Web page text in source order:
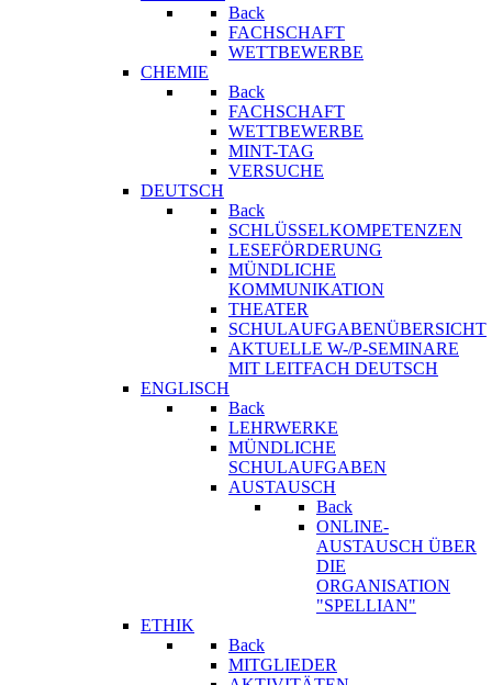
Back
FACHSCHAFT
WETTBEWERBE
CHEMIE
Back
FACHSCHAFT
WETTBEWERBE
MINT-TAG
VERSUCHE
DEUTSCH
Back
SCHLÜSSELKOMPETENZEN
LESEFÖRDERUNG
MÜNDLICHE
KOMMUNIKATION
THEATER
SCHULAUFGABENÜBERSICHT
AKTUELLE W-/P-SEMINARE
MIT LEITFACH DEUTSCH
ENGLISCH
Back
LEHRWERKE
MÜNDLICHE
SCHULAUFGABEN
AUSTAUSCH
Back
ONLINE-
AUSTAUSCH ÜBER
DIE
ORGANISATION
"SPELLIAN"
ETHIK
Back
MITGLIEDER